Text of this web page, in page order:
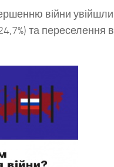
війни увійшли
та переселення в